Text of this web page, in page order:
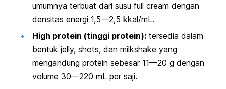
umumnya terbuat dari susu full cream dengan
densitas energi 1,5—2,5 kkal/mL.
High protein (tinggi protein): tersedia dalam
bentuk jelly, shots, dan milkshake yang
mengandung protein sebesar 11—20 g dengan
volume 30—220 mL per saji.